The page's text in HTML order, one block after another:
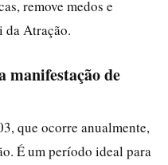
remove medos e
da Atração.
manifestação de
que ocorre anualmente,
É um período ideal para